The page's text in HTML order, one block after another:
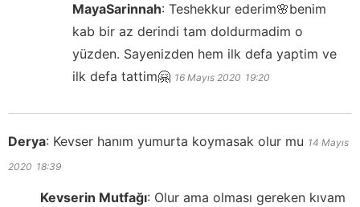
MayaSarinnah: Teshekkur ederim🌸benim
kab bir az derindi tam doldurmadim o
yüzden. Sayenizden hem ilk defa yaptim ve
ilk defa tattim🤗 16 Mayıs 2020 19:20
Derya: Kevser hanım yumurta koymasak olur mu 14 Mayıs
2020 18:39
Kevserin Mutfağı: Olur ama olması gereken kıvam